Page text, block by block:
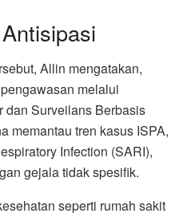
Allin mengatakan,
melalui
dan Surveilans Berbasis
memantau tren kasus ISPA,
Infection (SARI),
gejala tidak spesifik.
seperti rumah sakit